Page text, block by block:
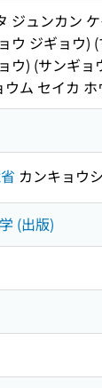
ジュンカン
ウ ジギョウ)
ウ) (サンギ
ム セイカ ホ
カンキョウ
(出版)